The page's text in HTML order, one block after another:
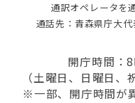
通訳オペレータを
通話先：青森県庁大
開庁時間：
（土曜日、日曜日、
※一部、開庁時間が